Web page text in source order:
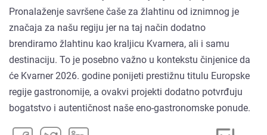
Pronalaženje savršene čaše za žlahtinu od iznimnog je
značaja za našu regiju jer na taj način dodatno
brendiramo žlahtinu kao kraljicu Kvarnera, ali i samu
destinaciju. To je posebno važno u kontekstu činjenice da
će Kvarner 2026. godine ponijeti prestižnu titulu Europske
regije gastronomije, a ovakvi projekti dodatno potvrđuju
bogatstvo i autentičnost naše eno-gastronomske ponude.